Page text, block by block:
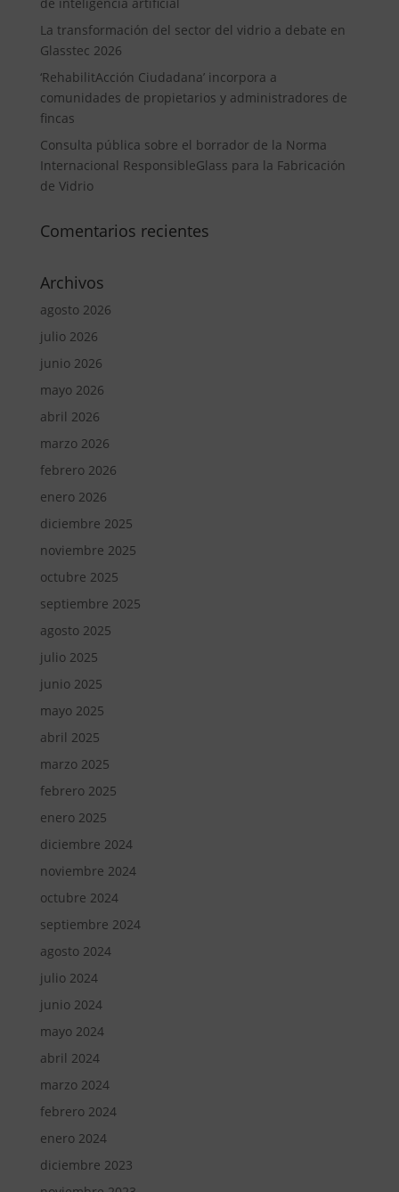
La transformación del sector del vidrio a debate en
Glasstec 2026
‘RehabilitAcción Ciudadana’ incorpora a
comunidades de propietarios y administradores de
fincas
Consulta pública sobre el borrador de la Norma
Internacional ResponsibleGlass para la Fabricación
de Vidrio
Comentarios recientes
Archivos
agosto 2026
julio 2026
junio 2026
mayo 2026
abril 2026
marzo 2026
febrero 2026
enero 2026
diciembre 2025
noviembre 2025
octubre 2025
septiembre 2025
agosto 2025
julio 2025
junio 2025
mayo 2025
abril 2025
marzo 2025
febrero 2025
enero 2025
diciembre 2024
noviembre 2024
octubre 2024
septiembre 2024
agosto 2024
julio 2024
junio 2024
mayo 2024
abril 2024
marzo 2024
febrero 2024
enero 2024
diciembre 2023